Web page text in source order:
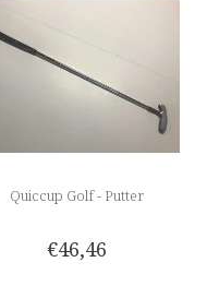
Quiccup Golf - Putter
€46,46